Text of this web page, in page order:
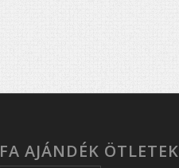
FA AJÁNDÉK ÖTLETEK